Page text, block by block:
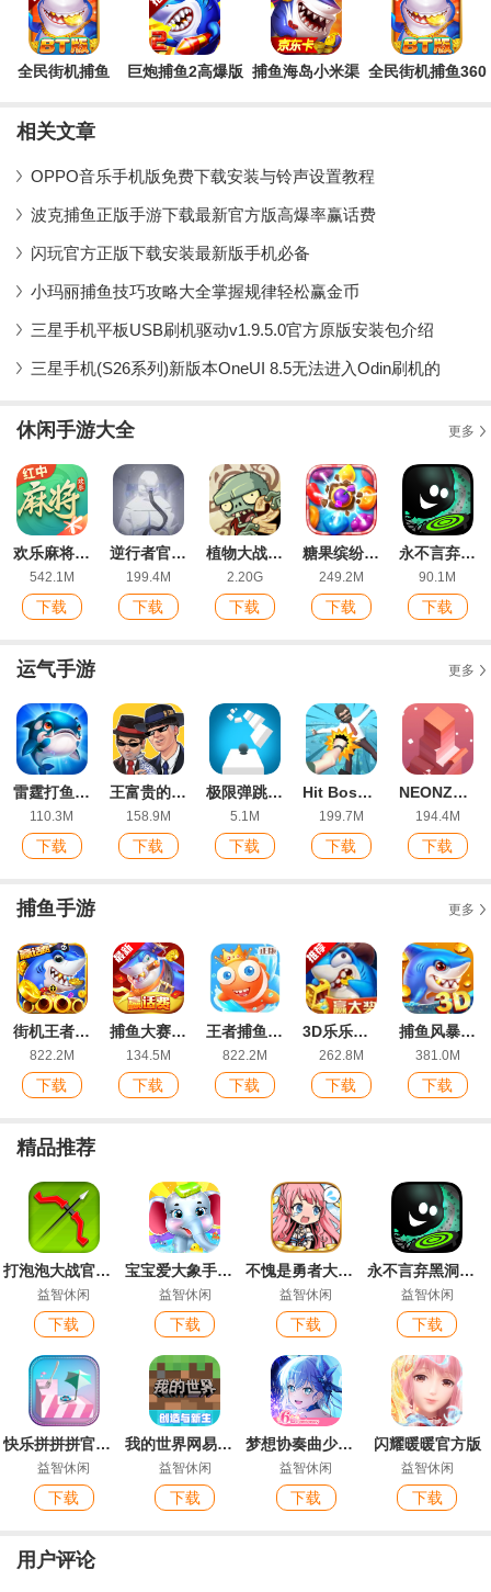
全民街机捕鱼
巨炮捕鱼2高爆版 捕鱼海岛小米渠 全民街机捕鱼360
相关文章
OPPO音乐手机版免费下载安装与铃声设置教程
波克捕鱼正版手游下载最新官方版高爆率赢话费
闪玩官方正版下载安装最新版手机必备
小玛丽捕鱼技巧攻略大全掌握规律轻松赢金币
三星手机平板USB刷机驱动v1.9.5.0官方原版安装包介绍
三星手机(S26系列)新版本OneUI 8.5无法进入Odin刷机的
休闲手游大全 更多
欢乐麻将全集2022新版红中玩法
542.1M
下载
逆行者官方版
199.4M
下载
植物大战僵尸2ios版
2.20G
下载
糖果缤纷乐ios最新版
249.2M
下载
永不言弃黑洞手游官方版
90.1M
下载
运气手游 更多
雷霆打鱼官方IOS版手游
110.3M
下载
王富贵的垃圾站最新ios版
158.9M
下载
极限弹跳官方IOS版
5.1M
下载
Hit Boss 3D手游最新IOS版
199.7M
下载
NEONZA最新ios版
194.4M
下载
捕鱼手游 更多
街机王者捕鱼最新版本
822.2M
下载
捕鱼大赛手机版新大厅
134.5M
下载
王者捕鱼稳定版
822.2M
下载
3D乐乐捕鱼小游戏官方版
262.8M
下载
捕鱼风暴3D版本
381.0M
下载
精品推荐
打泡泡大战官方正版
益智休闲
下载
宝宝爱大象手游官方版
益智休闲
下载
不愧是勇者大人官方版
益智休闲
下载
永不言弃黑洞手游官方版
益智休闲
下载
快乐拼拼拼官方版手游
益智休闲
下载
我的世界网易版手游
益智休闲
下载
梦想协奏曲少女乐团派对最新版
益智休闲
下载
闪耀暖暖官方版
益智休闲
下载
用户评论